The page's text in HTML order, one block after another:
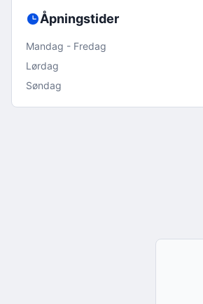
Åpningstider
Mandag - Fredag
Lørdag
Søndag